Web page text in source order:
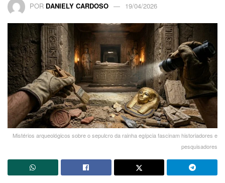
POR DANIELY CARDOSO 19/04/2026
Mistérios arqueológicos sobre o sepulcro da rainha egípcia fascinam historiadores e
pesquisadores